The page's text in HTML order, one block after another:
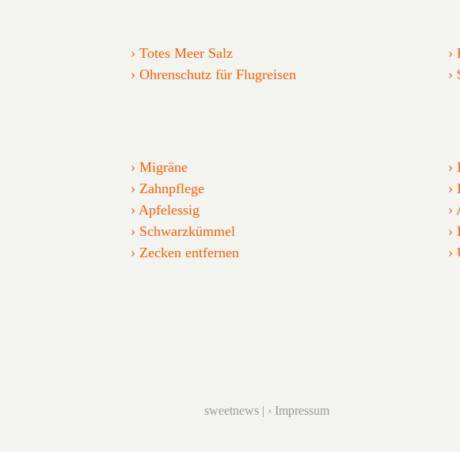
Totes Meer Salz
Ohrenschutz für Flugreisen
Migräne
Zahnpflege
Apfelessig
Schwarzkümmel
Zecken entfernen
sweetnews | Impressum